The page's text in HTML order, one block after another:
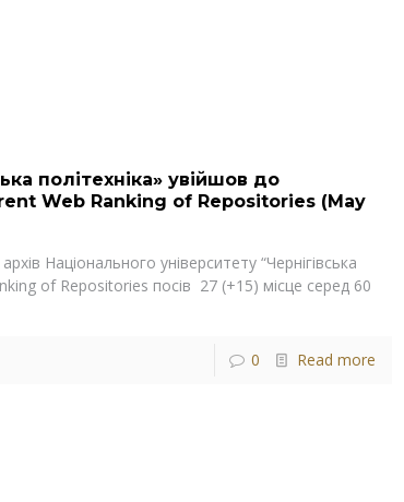
політехніка» увійшов до
Web Ranking of Repositories (May
Національного університету “Чернігівська
of Repositories посів 27 (+15) місце серед 60
0 Read more